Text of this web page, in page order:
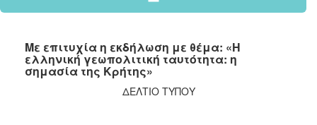
2024
2022
2021
Με επιτυχία η εκδήλωση με θέμα: «Η
ελληνική γεωπολιτική ταυτότητα: η
σημασία της Κρήτης»
ΔΕΛΤΙΟ ΤΥΠΟΥ